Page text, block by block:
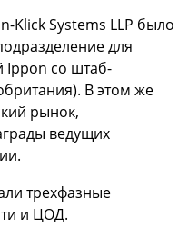
Klick Systems LLP было
для
Ippon со штаб-
В этом же
рынок,
ведущих
трехфазные
и ЦОД.